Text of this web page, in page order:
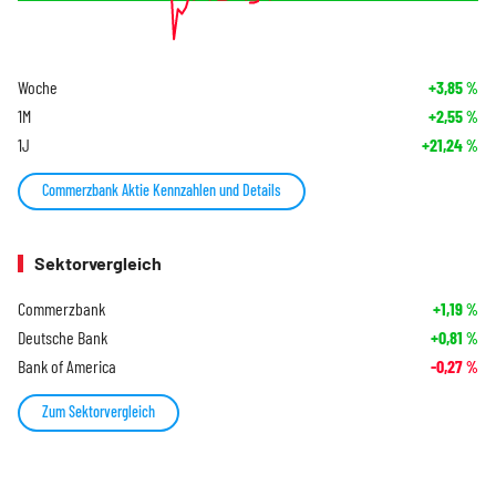
Woche +3,85%
1M +2,55%
1J +21,24%
Commerzbank Aktie Kennzahlen und Details
Sektorvergleich
Commerzbank +1,19%
Deutsche Bank +0,81 %
Bank of America -0,27%
Zum Sektorvergleich